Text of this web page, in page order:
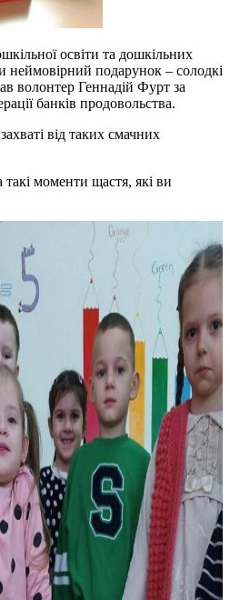
освіти та дошкільних
неймовірний подарунок – солодкі
волонтер Геннадій Фурт за
банків продовольства.
від таких смачних
моменти щастя, які ви